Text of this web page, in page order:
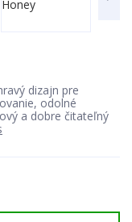
dizajn pre
odolné
a dobre čitateľný